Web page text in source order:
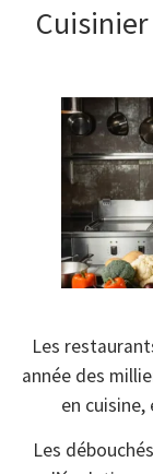
Les
année des
en
Les